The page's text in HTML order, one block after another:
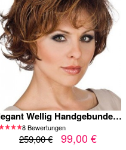
Elegant Wellig Handgebundene Kappenlos Echthaar Perücke
8 Bewertungen
259,00 € 99,00 €